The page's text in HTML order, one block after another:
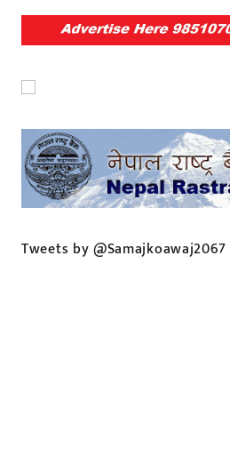
Tweets by @Samajkoawaj2067